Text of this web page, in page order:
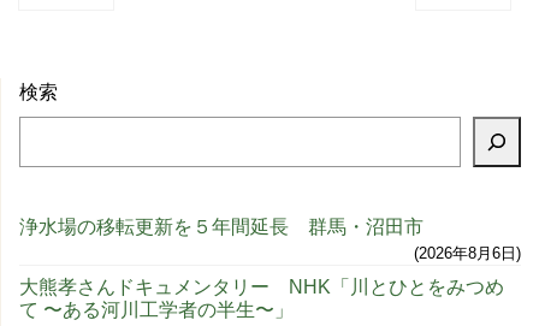
検索
浄水場の移転更新を５年間延長 群馬・沼田市
2026年8月6日
大熊孝さんドキュメンタリー NHK「川とひとをみつめ
て 〜ある河川工学者の半生〜」